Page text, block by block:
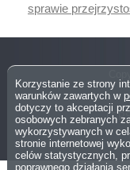
sprawie
Korzystanie ze strony
warunków zawartych w
dotyczy to akceptacji
osobowych zebranych
wykorzystywanych w
stronie internetowej
celów statystycznych,
poprawnego działania